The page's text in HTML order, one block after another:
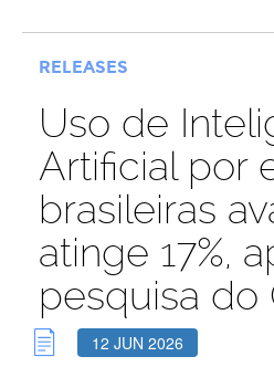
RELEASES
Uso de
Artificial por
brasileiras
atinge 17%,
pesquisa do
12 JUN 2026